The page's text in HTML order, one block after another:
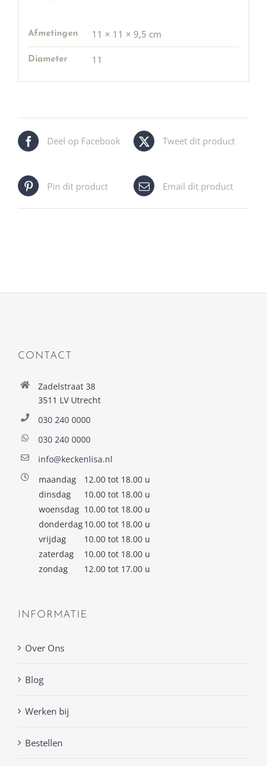
Afmetingen 11 × 11 × 9,5 cm
Diameter 11
Deel op Facebook Tweet dit product
Pin dit product Email dit product
CONTACT
Zadelstraat 38
3511 LV Utrecht
030 240 0000
030 240 0000
info@keckenlisa.nl
maandag
12.00 tot 18.00 u
dinsdag
10.00 tot 18.00 u
woensdag 10.00 tot 18.00 u
donderdag10.00 tot 18.00 u
vrijdag
10.00 tot 18.00 u
zaterdag
10.00 tot 18.00 u
zondag
12.00 tot 17.00 u
INFORMATIE
Over Ons
Blog
Werken bij
Bestellen